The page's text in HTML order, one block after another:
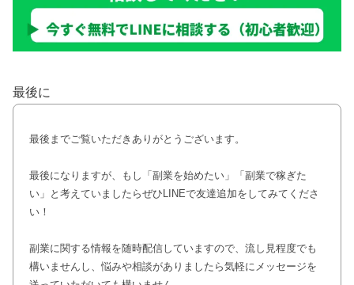
最後に
最後までご覧いただきありがとうございます。
最後になりますが、もし「副業を始めたい」「副業で稼ぎた
い」と考えていましたらぜひLINEで友達追加をしてみてくださ
い！
副業に関する情報を随時配信していますので、流し見程度でも
構いませんし、悩みや相談がありましたら気軽にメッセージを